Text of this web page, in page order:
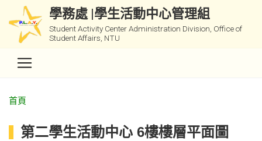
學務處 |學生活動中心管理組
Student Activity Center Administration Division, Office of
Student Affairs, NTU
首頁
第二學生活動中心 6樓樓層平面圖